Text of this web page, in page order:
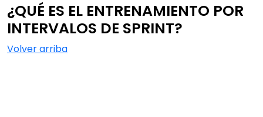
¿QUÉ ES EL ENTRENAMIENTO POR
INTERVALOS DE SPRINT?
Volver arriba